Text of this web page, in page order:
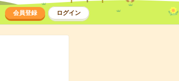
会員登録 ログイン